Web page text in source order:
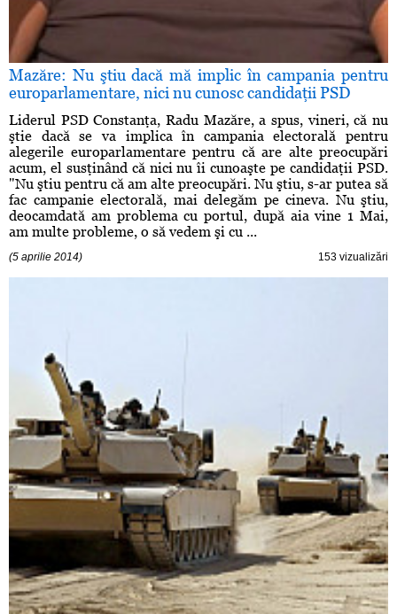
Mazăre: Nu ştiu dacă mă implic în campania pentru
europarlamentare, nici nu cunosc candidaţii PSD
Liderul PSD Constanţa, Radu Mazăre, a spus, vineri, că nu
ştie dacă se va implica în campania electorală pentru
alegerile europarlamentare pentru că are alte preocupări
acum, el susţinând că nici nu îi cunoaşte pe candidaţii PSD.
"Nu ştiu pentru că am alte preocupări. Nu ştiu, s-ar putea să
fac campanie electorală, mai delegăm pe cineva. Nu ştiu,
deocamdată am problema cu portul, după aia vine 1 Mai,
am multe probleme, o să vedem şi cu ...
(5 aprilie 2014) 153 vizualizări